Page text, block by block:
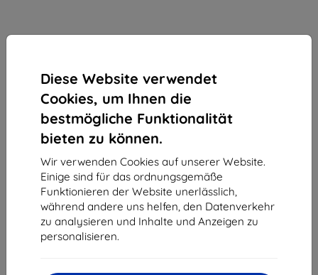
Diese Website verwendet
Cookies, um Ihnen die
bestmögliche Funktionalität
bieten zu können.
Wir verwenden Cookies auf unserer Website.
Einige sind für das ordnungsgemäße
Funktionieren der Website unerlässlich,
während andere uns helfen, den Datenverkehr
zu analysieren und Inhalte und Anzeigen zu
personalisieren.
3mk ARC+ Schutzfolie für Cubot KingKong Star 2
Geeignet für: Cubot KingKong Star 2
11,90 €
10,71 €